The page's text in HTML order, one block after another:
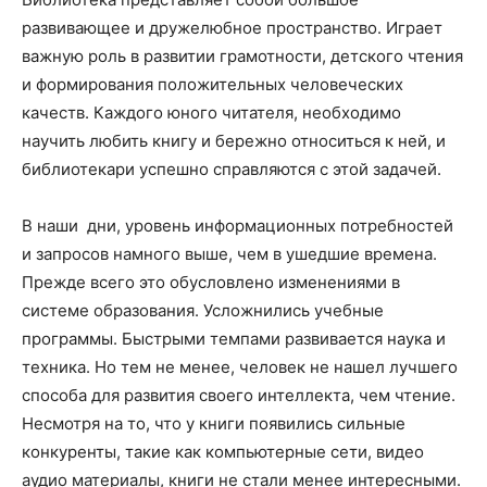
развивающее и дружелюбное пространство. Играет
важную роль в развитии грамотности, детского чтения
и формирования положительных человеческих
качеств. Каждого юного читателя, необходимо
научить любить книгу и бережно относиться к ней, и
библиотекари успешно справляются с этой задачей.
В наши дни, уровень информационных потребностей
и запросов намного выше, чем в ушедшие времена.
Прежде всего это обусловлено изменениями в
системе образования. Усложнились учебные
программы. Быстрыми темпами развивается наука и
техника. Но тем не менее, человек не нашел лучшего
способа для развития своего интеллекта, чем чтение.
Несмотря на то, что у книги появились сильные
конкуренты, такие как компьютерные сети, видео
аудио материалы, книги не стали менее интересными.